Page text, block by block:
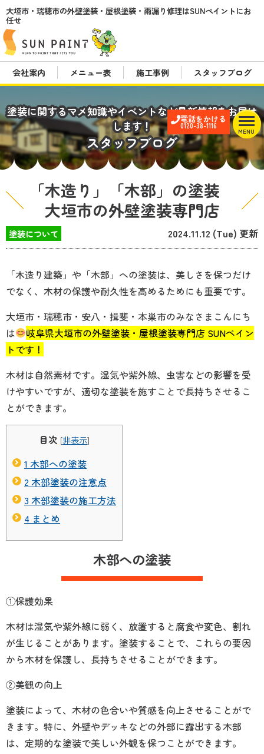
電話をかける
0120-38-1116
MENU
大垣市・瑞穂市の外壁塗装・屋根塗装・雨漏り修理はSUNペイントにお
任せ
会社案内 メニュー表 施工事例 スタッフブログ
塗装に関するマメ知識やイベントなど最新情報をお届け
します！
スタッフブログ
「木造り」「木部」の塗装
大垣市の外壁塗装専門店
塗装について 2024.11.12 (Tue) 更新
「木造り建築」や「木部」への塗装は、美しさを保つだけ
でなく、木材の保護や耐久性を高めるためにも重要です。
大垣市・瑞穂市・安八・揖斐・本巣市のみなさまこんにち
は
岐阜県大垣市の外壁塗装・屋根塗装専門店 SUNペイン
トです！
木材は自然素材です。湿気や紫外線、虫害などの影響を受
けやすいですが、適切な塗装を施すことで長持ちさせるこ
とができます。
目次 [非表示]
1 木部への塗装
2 木部塗装の注意点
3 木部塗装の施工方法
4 まとめ
木部への塗装
①保護効果
木材は湿気や紫外線に弱く、放置すると腐食や変色、割れ
が生じることがあります。塗装することで、これらの要因
から木材を保護し、長持ちさせることができます。
②美観の向上
塗装によって、木材の色合いや質感を向上させることがで
きます。特に、外壁やデッキなどの外部に露出する木部
は、定期的な塗装で美しい外観を保つことができます。